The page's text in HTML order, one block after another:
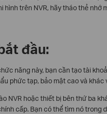
hình trên NVR, hãy tháo thẻ nhớ
đầu:
năng này, bạn cần tạo tài
phức tạp, bảo mật cao và khác
NVR hoặc thiết bị bên thứ ba
cấp. Bạn có thể tìm nó trong